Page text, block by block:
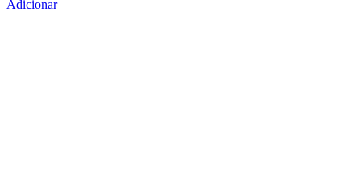
Adicionar